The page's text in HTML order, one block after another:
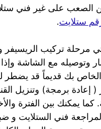
الصعب على غير فني
ستلايت.
مرحلة تركيب
وتوصيله مع الشاشة
الخاص بك قديماً قد
( إعادة برمجة) وتنزيل
كما يمكنك بين الفترة
فني الستلايت و